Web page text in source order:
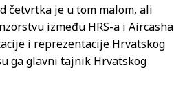
četvrtka je u tom malom, ali
između HRS-a i Aircasha
i reprezentacije Hrvatskog
ga glavni tajnik Hrvatskog